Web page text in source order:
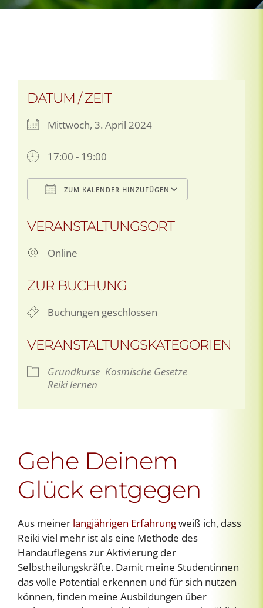
DATUM / ZEIT
Mittwoch, 3. April 2024
17:00 - 19:00
ZUM KALENDER HINZUFÜGEN
VERANSTALTUNGSORT
Online
ZUR BUCHUNG
Buchungen geschlossen
VERANSTALTUNGSKATEGORIEN
Grundkurse Kosmische Gesetze
Reiki lernen
Gehe Deinem
Glück entgegen
Aus meiner langjährigen Erfahrungweiß ich, dass
Reiki viel mehr ist als eine Methode des
Handauflegens zur Aktivierung der
Selbstheilungskräfte. Damit meine Studentinnen
das volle Potential erkennen und für sich nutzen
können, finden meine Ausbildungen über